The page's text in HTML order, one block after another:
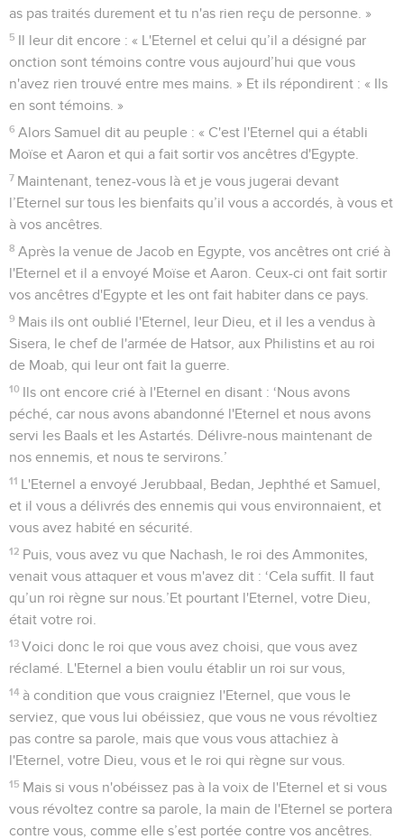
as pas traités durement et tu n'as rien reçu de personne. »
5 Il leur dit encore : « L'Eternel et celui qu’il a désigné par
onction sont témoins contre vous aujourd’hui que vous
n'avez rien trouvé entre mes mains. » Et ils répondirent : « Ils
en sont témoins. »
6 Alors Samuel dit au peuple : « C'est l'Eternel qui a établi
Moïse et Aaron et qui a fait sortir vos ancêtres d'Egypte.
7 Maintenant, tenez-vous là et je vous jugerai devant
l’Eternel sur tous les bienfaits qu’il vous a accordés, à vous et
à vos ancêtres.
8 Après la venue de Jacob en Egypte, vos ancêtres ont crié à
l'Eternel et il a envoyé Moïse et Aaron. Ceux-ci ont fait sortir
vos ancêtres d'Egypte et les ont fait habiter dans ce pays.
9 Mais ils ont oublié l'Eternel, leur Dieu, et il les a vendus à
Sisera, le chef de l'armée de Hatsor, aux Philistins et au roi
de Moab, qui leur ont fait la guerre.
10 Ils ont encore crié à l'Eternel en disant : ‘Nous avons
péché, car nous avons abandonné l'Eternel et nous avons
servi les Baals et les Astartés. Délivre-nous maintenant de
nos ennemis, et nous te servirons.’
11 L'Eternel a envoyé Jerubbaal, Bedan, Jephthé et Samuel,
et il vous a délivrés des ennemis qui vous environnaient, et
vous avez habité en sécurité.
12 Puis, vous avez vu que Nachash, le roi des Ammonites,
venait vous attaquer et vous m'avez dit : ‘Cela suffit. Il faut
qu’un roi règne sur nous.’Et pourtant l'Eternel, votre Dieu,
était votre roi.
13 Voici donc le roi que vous avez choisi, que vous avez
réclamé. L'Eternel a bien voulu établir un roi sur vous,
14 à condition que vous craigniez l'Eternel, que vous le
serviez, que vous lui obéissiez, que vous ne vous révoltiez
pas contre sa parole, mais que vous vous attachiez à
l'Eternel, votre Dieu, vous et le roi qui règne sur vous.
15 Mais si vous n'obéissez pas à la voix de l'Eternel et si vous
vous révoltez contre sa parole, la main de l'Eternel se portera
contre vous, comme elle s’est portée contre vos ancêtres.